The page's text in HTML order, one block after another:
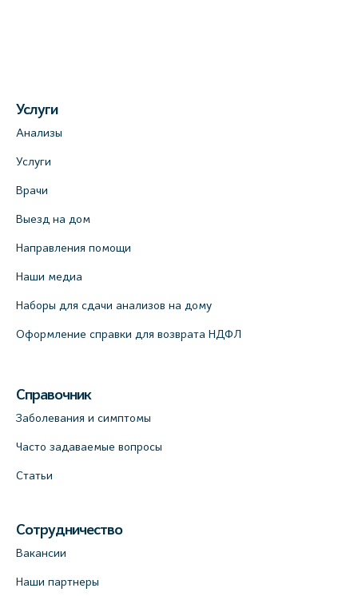
Услуги
Анализы
Услуги
Врачи
Выезд на дом
Направления помощи
Наши медиа
Наборы для сдачи анализов на дому
Оформление справки для возврата НДФЛ
Справочник
Заболевания и симптомы
Часто задаваемые вопросы
Статьи
Сотрудничество
Вакансии
Наши партнеры